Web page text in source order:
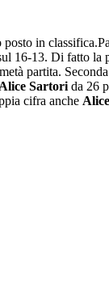
in
16-13. Di fatto
partita.
Alice Sartori da 26
cifra anche